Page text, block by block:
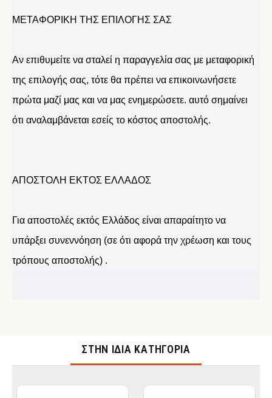
ΜΕΤΑΦΟΡΙΚΗ ΤΗΣ ΕΠΙΛΟΓΗΣ ΣΑΣ
Αν επιθυμείτε να σταλεί η παραγγελία σας με μεταφορική
της επιλογής σας, τότε θα πρέπει να επικοινωνήσετε
πρώτα μαζί μας και να μας ενημερώσετε. αυτό σημαίνει
ότι αναλαμβάνεται εσείς το κόστος αποστολής.
ΑΠΟΣΤΟΛΗ ΕΚΤΟΣ ΕΛΛΑΔΟΣ
Για αποστολές εκτός Ελλάδος είναι απαραίτητο να
υπάρξει συνεννόηση (σε ότι αφορά την χρέωση και τους
τρόπους αποστολής) .
ΣΤΉΝ ΊΔΙΑ ΚΑΤΗΓΟΡΊΑ